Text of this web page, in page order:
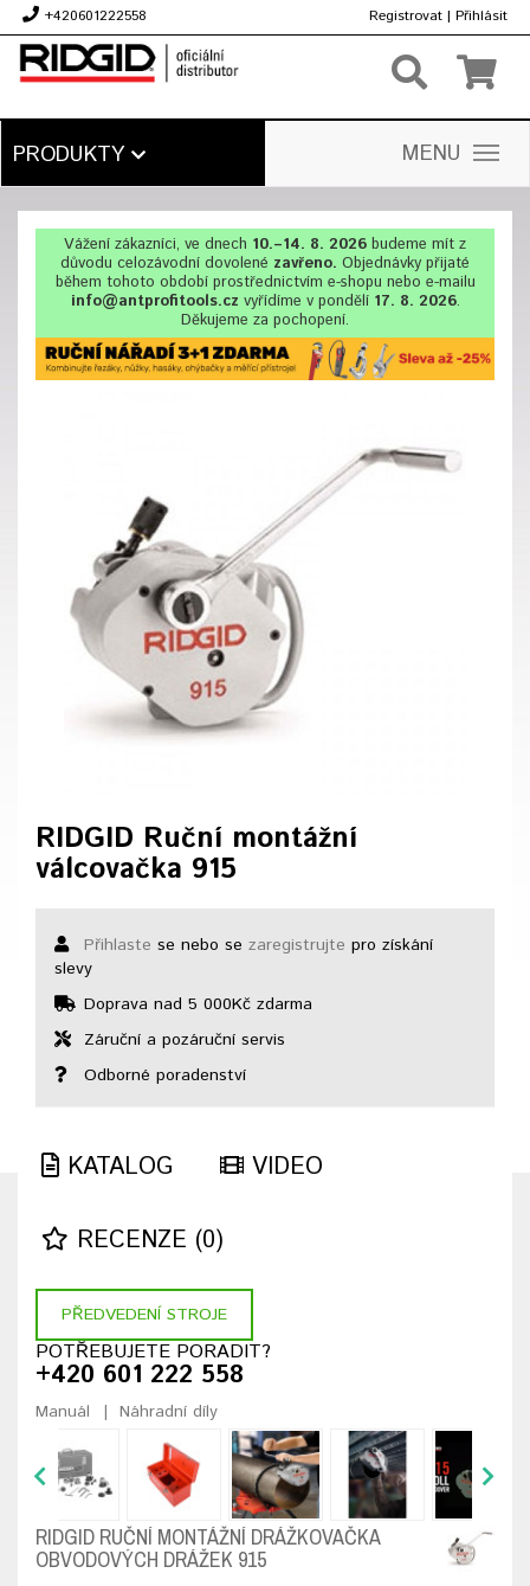
+420601222558 Registrovat | Přihlásit
PRODUKTY MENU
Vážení zákazníci, ve dnech 10.–14. 8. 2026 budeme mít z
důvodu celozávodní dovolené zavřeno. Objednávky přijaté
během tohoto období prostřednictvím e-shopu nebo e-mailu
info@antprofitools.cz vyřídíme v pondělí 17. 8. 2026.
Děkujeme za pochopení.
RIDGID Ruční montážní
válcovačka 915
Přihlaste se nebo se zaregistrujte pro získání
slevy
Doprava nad 5 000Kč zdarma
Záruční a pozáruční servis
Odborné poradenství
KATALOG VIDEO
RECENZE (0)
PŘEDVEDENÍ STROJE
POTŘEBUJETE PORADIT?
+420 601 222 558
Manuál Náhradní díly
RIDGID RUČNÍ MONTÁŽNÍ DRÁŽKOVAČKA
OBVODOVÝCH DRÁŽEK 915